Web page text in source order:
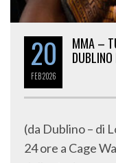
20
FEB 2026
24 ore a Cage
della storica